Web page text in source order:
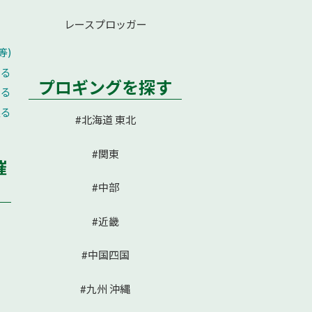
)
レースプロッガー
プロギングを探す
#北海道 東北
#関東
#中部
#近畿
#中国四国
#九州 沖縄